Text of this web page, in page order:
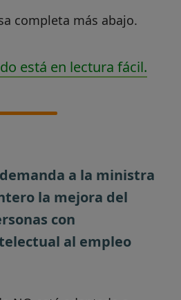
completa más abajo.
está en lectura fácil.
a la ministra
la mejora del
con
al empleo